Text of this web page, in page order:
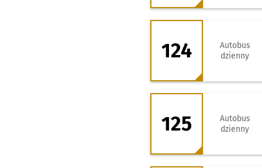
124 - kierunek
124
Autobus
dzienny
125 - kierunek
125
Autobus
dzienny